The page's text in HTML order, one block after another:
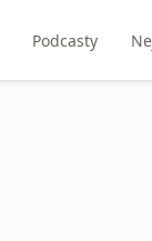
Podcasty